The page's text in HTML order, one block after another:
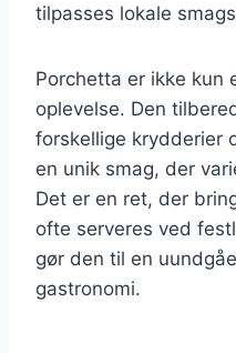
tilpasses lokale
Porchetta er ikke kun
oplevelse. Den
forskellige krydderier
en unik smag, der
Det er en ret, der
ofte serveres ved
gør den til en
gastronomi.